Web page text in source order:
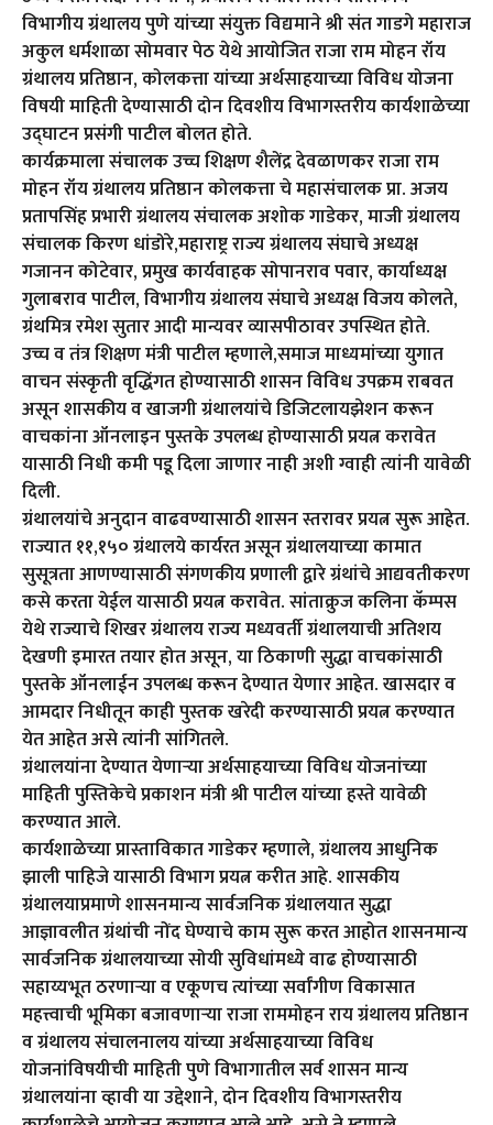
विभागीय ग्रंथालय पुणे यांच्या संयुक्त विद्यमाने श्री संत गाडगे महाराज
अकुल धर्मशाळा सोमवार पेठ येथे आयोजित राजा राम मोहन रॉय
ग्रंथालय प्रतिष्ठान, कोलकत्ता यांच्या अर्थसाहयाच्या विविध योजना
विषयी माहिती देण्यासाठी दोन दिवशीय विभागस्तरीय कार्यशाळेच्या
उद्घाटन प्रसंगी पाटील बोलत होते.
कार्यक्रमाला संचालक उच्च शिक्षण शैलेंद्र देवळाणकर राजा राम
मोहन रॉय ग्रंथालय प्रतिष्ठान कोलकत्ता चे महासंचालक प्रा. अजय
प्रतापसिंह प्रभारी ग्रंथालय संचालक अशोक गाडेकर, माजी ग्रंथालय
संचालक किरण धांडोरे,महाराष्ट्र राज्य ग्रंथालय संघाचे अध्यक्ष
गजानन कोटेवार, प्रमुख कार्यवाहक सोपानराव पवार, कार्याध्यक्ष
गुलाबराव पाटील, विभागीय ग्रंथालय संघाचे अध्यक्ष विजय कोलते,
ग्रंथमित्र रमेश सुतार आदी मान्यवर व्यासपीठावर उपस्थित होते.
उच्च व तंत्र शिक्षण मंत्री पाटील म्हणाले,समाज माध्यमांच्या युगात
वाचन संस्कृती वृद्धिंगत होण्यासाठी शासन विविध उपक्रम राबवत
असून शासकीय व खाजगी ग्रंथालयांचे डिजिटलायझेशन करून
वाचकांना ऑनलाइन पुस्तके उपलब्ध होण्यासाठी प्रयत्न करावेत
यासाठी निधी कमी पडू दिला जाणार नाही अशी ग्वाही त्यांनी यावेळी
दिली.
ग्रंथालयांचे अनुदान वाढवण्यासाठी शासन स्तरावर प्रयत्न सुरू आहेत.
राज्यात ११,१५० ग्रंथालये कार्यरत असून ग्रंथालयाच्या कामात
सुसूत्रता आणण्यासाठी संगणकीय प्रणाली द्वारे ग्रंथांचे आद्यवतीकरण
कसे करता येईल यासाठी प्रयत्न करावेत. सांताक्रुज कलिना कॅम्पस
येथे राज्याचे शिखर ग्रंथालय राज्य मध्यवर्ती ग्रंथालयाची अतिशय
देखणी इमारत तयार होत असून, या ठिकाणी सुद्धा वाचकांसाठी
पुस्तके ऑनलाईन उपलब्ध करून देण्यात येणार आहेत. खासदार व
आमदार निधीतून काही पुस्तक खरेदी करण्यासाठी प्रयत्न करण्यात
येत आहेत असे त्यांनी सांगितले.
ग्रंथालयांना देण्यात येणाऱ्या अर्थसाहयाच्या विविध योजनांच्या
माहिती पुस्तिकेचे प्रकाशन मंत्री श्री पाटील यांच्या हस्ते यावेळी
करण्यात आले.
कार्यशाळेच्या प्रास्ताविकात गाडेकर म्हणाले, ग्रंथालय आधुनिक
झाली पाहिजे यासाठी विभाग प्रयत्न करीत आहे. शासकीय
ग्रंथालयाप्रमाणे शासनमान्य सार्वजनिक ग्रंथालयात सुद्धा
आज्ञावलीत ग्रंथांची नोंद घेण्याचे काम सुरू करत आहोत शासनमान्य
सार्वजनिक ग्रंथालयाच्या सोयी सुविधांमध्ये वाढ होण्यासाठी
सहाय्यभूत ठरणाऱ्या व एकूणच त्यांच्या सर्वांगीण विकासात
महत्त्वाची भूमिका बजावणाऱ्या राजा राममोहन राय ग्रंथालय प्रतिष्ठान
व ग्रंथालय संचालनालय यांच्या अर्थसाहयाच्या विविध
योजनांविषयीची माहिती पुणे विभागातील सर्व शासन मान्य
ग्रंथालयांना व्हावी या उद्देशाने, दोन दिवशीय विभागस्तरीय